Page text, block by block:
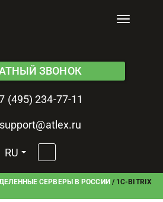
Toggle
ЗВОНОК
(495) 234-77-11
support@atlex.ru
RU
СЕРВЕРЫ В РОССИИ / 1C-BITRIX